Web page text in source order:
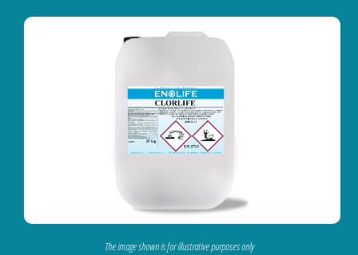
The image shown is for illustrative purposes only